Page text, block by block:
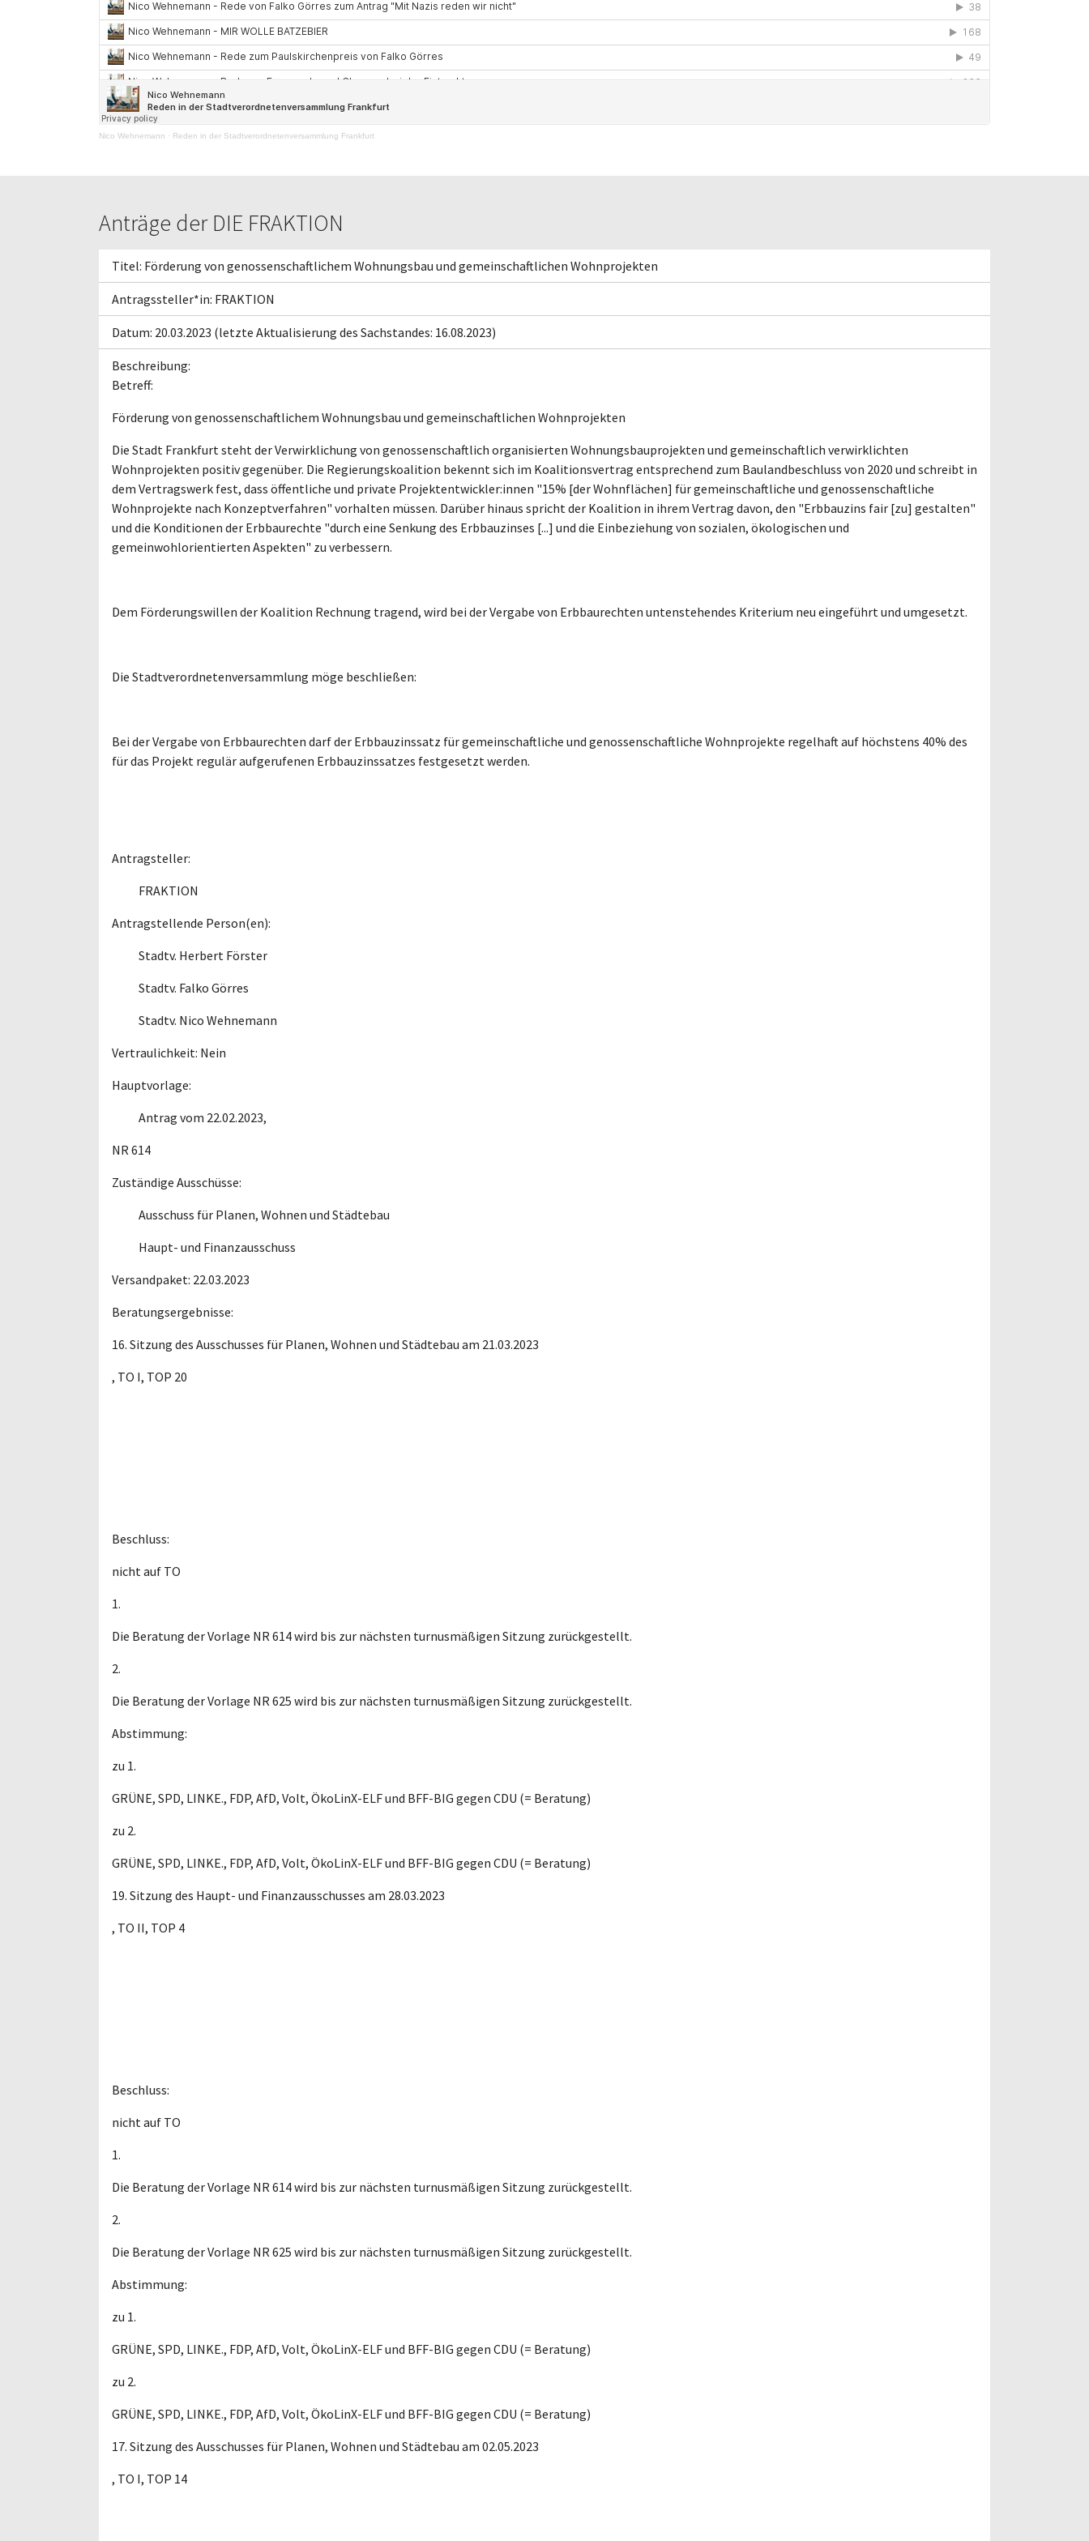
Nico Wehnemann · Reden in der Stadtverordnetenversammlung Frankfurt
Anträge der DIE FRAKTION
Titel: Förderung von genossenschaftlichem Wohnungsbau und gemeinschaftlichen Wohnprojekten
Antragssteller*in: FRAKTION
Datum: 20.03.2023 (letzte Aktualisierung des Sachstandes: 16.08.2023)
Beschreibung:
Betreff:
Förderung von genossenschaftlichem Wohnungsbau und gemeinschaftlichen Wohnprojekten
Die Stadt Frankfurt steht der Verwirklichung von genossenschaftlich organisierten Wohnungsbauprojekten und gemeinschaftlich verwirklichten
Wohnprojekten positiv gegenüber. Die Regierungskoalition bekennt sich im Koalitionsvertrag entsprechend zum Baulandbeschluss von 2020 und schreibt in
dem Vertragswerk fest, dass öffentliche und private Projektentwickler:innen "15% [der Wohnflächen] für gemeinschaftliche und genossenschaftliche
Wohnprojekte nach Konzeptverfahren" vorhalten müssen. Darüber hinaus spricht der Koalition in ihrem Vertrag davon, den "Erbbauzins fair [zu] gestalten"
und die Konditionen der Erbbaurechte "durch eine Senkung des Erbbauzinses [...] und die Einbeziehung von sozialen, ökologischen und
gemeinwohlorientierten Aspekten" zu verbessern.
Dem Förderungswillen der Koalition Rechnung tragend, wird bei der Vergabe von Erbbaurechten untenstehendes Kriterium neu eingeführt und umgesetzt.
Die Stadtverordnetenversammlung möge beschließen:
Bei der Vergabe von Erbbaurechten darf der Erbbauzinssatz für gemeinschaftliche und genossenschaftliche Wohnprojekte regelhaft auf höchstens 40% des
für das Projekt regulär aufgerufenen Erbbauzinssatzes festgesetzt werden.
Antragsteller:
FRAKTION
Antragstellende Person(en):
Stadtv. Herbert Förster
Stadtv. Falko Görres
Stadtv. Nico Wehnemann
Vertraulichkeit: Nein
Hauptvorlage:
Antrag vom 22.02.2023,
NR 614
Zuständige Ausschüsse:
Ausschuss für Planen, Wohnen und Städtebau
Haupt- und Finanzausschuss
Versandpaket: 22.03.2023
Beratungsergebnisse:
16. Sitzung des Ausschusses für Planen, Wohnen und Städtebau am 21.03.2023
, TO I, TOP 20
Beschluss:
nicht auf TO
1.
Die Beratung der Vorlage NR 614 wird bis zur nächsten turnusmäßigen Sitzung zurückgestellt.
2.
Die Beratung der Vorlage NR 625 wird bis zur nächsten turnusmäßigen Sitzung zurückgestellt.
Abstimmung:
zu 1.
GRÜNE, SPD, LINKE., FDP, AfD, Volt, ÖkoLinX-ELF und BFF-BIG gegen CDU (= Beratung)
zu 2.
GRÜNE, SPD, LINKE., FDP, AfD, Volt, ÖkoLinX-ELF und BFF-BIG gegen CDU (= Beratung)
19. Sitzung des Haupt- und Finanzausschusses am 28.03.2023
, TO II, TOP 4
Beschluss:
nicht auf TO
1.
Die Beratung der Vorlage NR 614 wird bis zur nächsten turnusmäßigen Sitzung zurückgestellt.
2.
Die Beratung der Vorlage NR 625 wird bis zur nächsten turnusmäßigen Sitzung zurückgestellt.
Abstimmung:
zu 1.
GRÜNE, SPD, LINKE., FDP, AfD, Volt, ÖkoLinX-ELF und BFF-BIG gegen CDU (= Beratung)
zu 2.
GRÜNE, SPD, LINKE., FDP, AfD, Volt, ÖkoLinX-ELF und BFF-BIG gegen CDU (= Beratung)
17. Sitzung des Ausschusses für Planen, Wohnen und Städtebau am 02.05.2023
, TO I, TOP 14